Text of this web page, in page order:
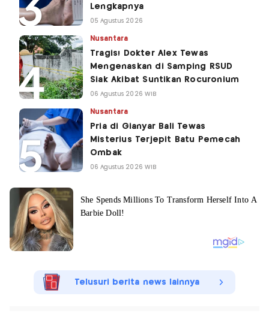
Lengkapnya
05 Agustus 2026
Nusantara
Tragis! Dokter Alex Tewas
Mengenaskan di Samping RSUD
Siak Akibat Suntikan Rocuronium
06 Agustus 2026 WIB
Nusantara
Pria di Gianyar Bali Tewas
Misterius Terjepit Batu Pemecah
Ombak
06 Agustus 2026 WIB
Telusuri berita news lainnya